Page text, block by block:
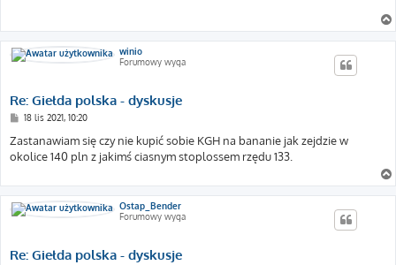
winio
Forumowy wyga
Re: Giełda polska - dyskusje
P
s
t
18 lis 2021, 10:20
Zastanawiam się czy nie kupić sobie KGH na bananie jak zejdzie w
okolice 140 pln z jakimś ciasnym stoplossem rzędu 133.
Ostap_Bender
Forumowy wyga
Re: Giełda polska - dyskusje